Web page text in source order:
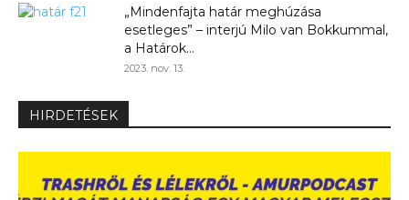
„Mindenfajta határ meghúzása
esetleges” – interjú Milo van Bokkummal,
a Határok...
2023. nov. 13.
HIRDETÉSEK